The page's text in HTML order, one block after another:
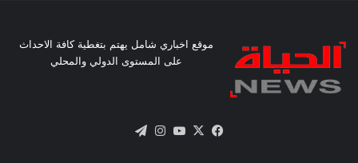
موقع اخباري شامل يهتم بتغطية كافة الاحداث
على المستوى الدولي والمحلي
فيسبوك
X يوتيوبانستقرام